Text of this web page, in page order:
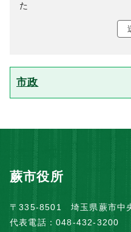
た
市政
蕨市役所
〒335-8501 埼玉県蕨市中
代表電話：048-432-3200